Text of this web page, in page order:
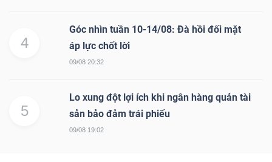
4
Góc nhìn tuần 10-14/08: Đà hồi đối mặt
áp lực chốt lời
09/08 20:32
5
Lo xung đột lợi ích khi ngân hàng quản tài
sản bảo đảm trái phiếu
09/08 19:02